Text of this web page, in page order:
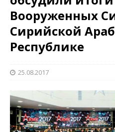
Вооруженных
Сирийской
Республике
25.08.2017